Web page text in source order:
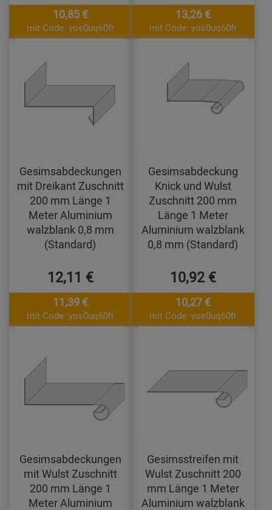
10,85 €
mit Code: yos0uq60fr
13,26 €
mit Code: yos0uq60fr
Gesimsabdeckungen
mit Dreikant Zuschnitt
200 mm Länge 1
Meter Aluminium
walzblank 0,8 mm
(Standard)
12,11 €
11,39 €
mit Code: yos0uq60fr
Gesimsabdeckung
Knick und Wulst
Zuschnitt 200 mm
Länge 1 Meter
Aluminium walzblank
0,8 mm (Standard)
10,92 €
10,27 €
mit Code: yos0uq60fr
Gesimsabdeckungen
mit Wulst Zuschnitt
200 mm Länge 1
Meter Aluminium
Gesimsstreifen mit
Wulst Zuschnitt 200
mm Länge 1 Meter
Aluminium walzblank